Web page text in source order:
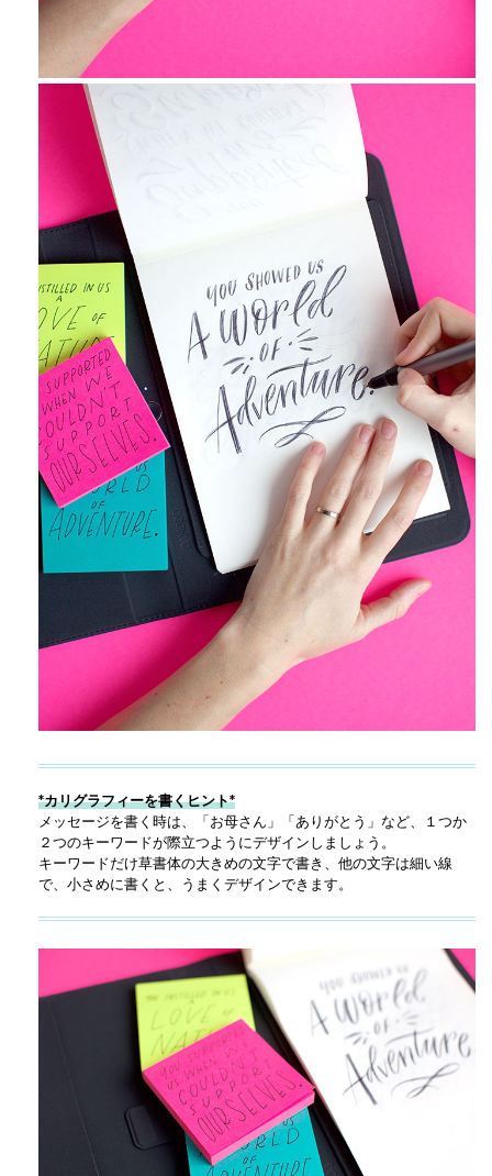
*カリグラフィーを書くヒント*
メッセージを書く時は、「お母さん」「ありがとう」など、１つか
２つのキーワードが際立つようにデザインしましょう。
キーワードだけ草書体の大きめの文字で書き、他の文字は細い線
で、小さめに書くと、うまくデザインできます。